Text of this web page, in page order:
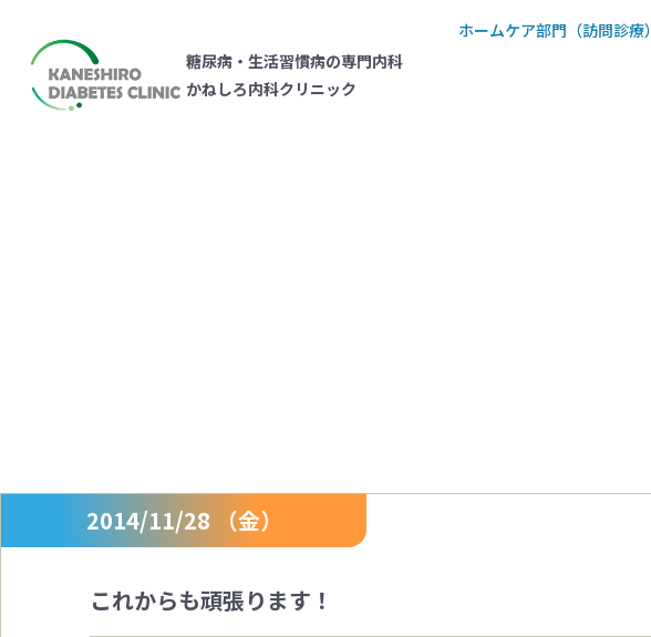
糖尿病・生活習慣病の専門内科
かねしろ内科クリニック
ホームケア部門（訪問診療）
2014/11/28 （金）
これからも頑張ります！